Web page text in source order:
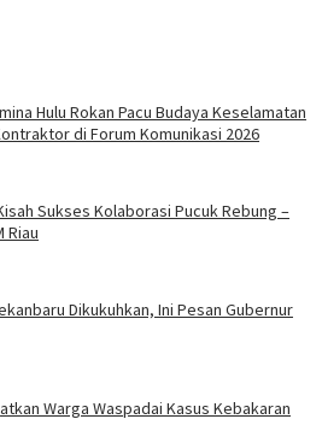
Hulu Rokan Pacu Budaya Keselamatan
di Forum Komunikasi 2026
Sukses Kolaborasi Pucuk Rebung –
Riau
Dikukuhkan, Ini Pesan Gubernur
Warga Waspadai Kasus Kebakaran